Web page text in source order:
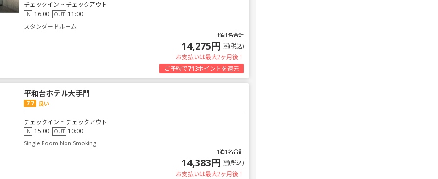
チェックイン ~ チェックアウト
IN 16:00 OUT 11:00
スタンダードルーム
1泊1名合計
14,275円 (税込)
お支払いは最大2ヶ月後！
ご予約で713ポイントを還元
平和台ホテル大手門
7.7 良い
チェックイン ~ チェックアウト
IN 15:00 OUT 10:00
Single Room Non Smoking
1泊1名合計
14,383円 (税込)
お支払いは最大2ヶ月後！